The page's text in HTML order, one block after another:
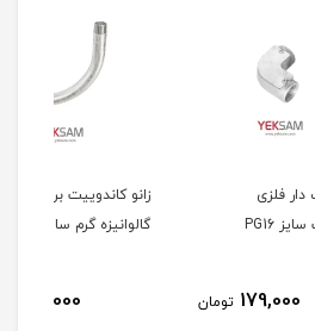
تومان
زانو کاندوییت برق دوردار
گالوانیزه گرم سایز PG16
تومان